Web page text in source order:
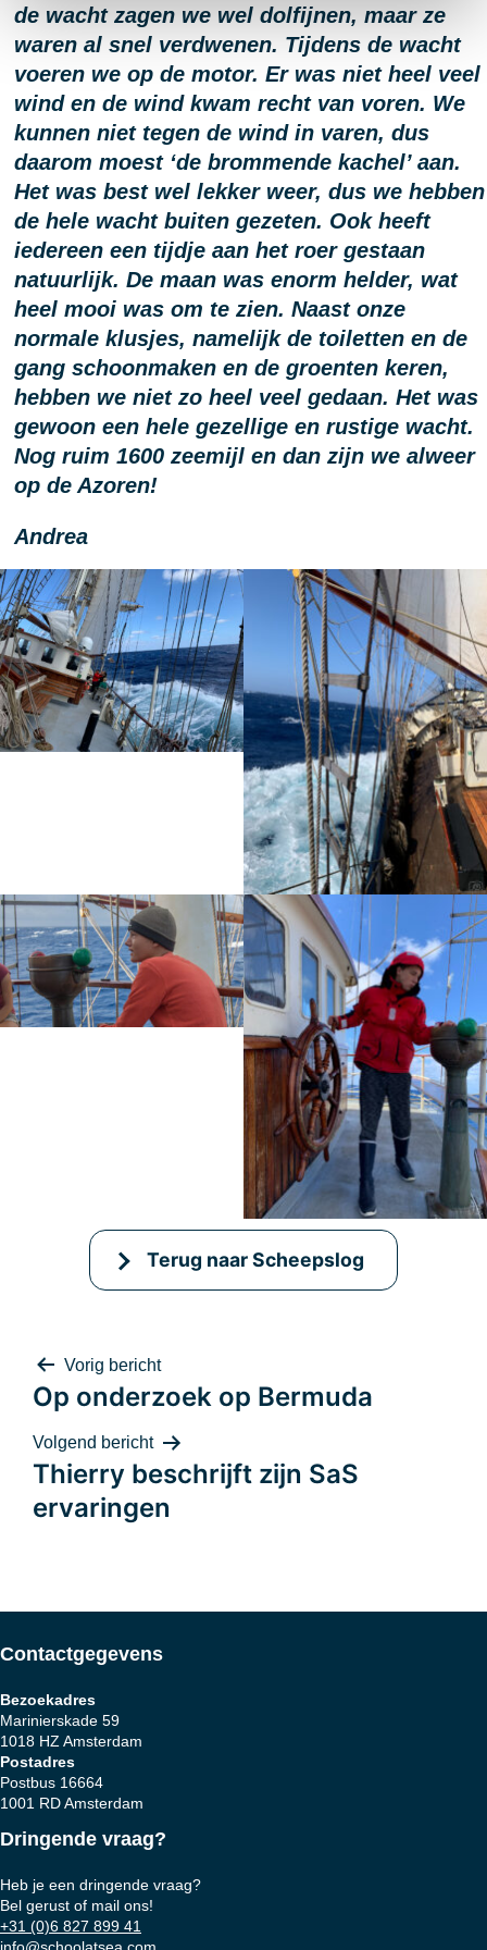
de wacht zagen we wel dolfijnen, maar ze
waren al snel verdwenen. Tijdens de wacht
voeren we op de motor. Er was niet heel veel
wind en de wind kwam recht van voren. We
kunnen niet tegen de wind in varen, dus
daarom moest ‘de brommende kachel’ aan.
Het was best wel lekker weer, dus we hebben
de hele wacht buiten gezeten. Ook heeft
iedereen een tijdje aan het roer gestaan
natuurlijk. De maan was enorm helder, wat
heel mooi was om te zien. Naast onze
normale klusjes, namelijk de toiletten en de
gang schoonmaken en de groenten keren,
hebben we niet zo heel veel gedaan. Het was
gewoon een hele gezellige en rustige wacht.
Nog ruim 1600 zeemijl en dan zijn we alweer
op de Azoren!
Andrea
Terug naar Scheepslog
Bericht
navigatie
Vorig bericht
Op onderzoek op Bermuda
Volgend bericht
Thierry beschrijft zijn SaS
ervaringen
Contactgegevens
Bezoekadres
Marinierskade 59
1018 HZ Amsterdam
Postadres
Postbus 16664
1001 RD Amsterdam
Dringende vraag?
Heb je een dringende vraag?
Bel gerust of mail ons!
+31 (0)6 827 899 41
info@schoolatsea.com